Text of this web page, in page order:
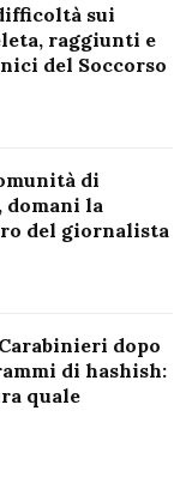
sui
raggiunti e
del Soccorso
di
domani la
del giornalista
dopo
di hashish:
quale